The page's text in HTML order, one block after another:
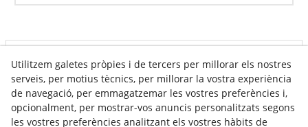
Info venda online
Contacte
Utilitzem galetes pròpies i de tercers per millorar els nostres
serveis, per motius tècnics, per millorar la vostra experiència
de navegació, per emmagatzemar les vostres preferències i,
opcionalment, per mostrar-vos anuncis personalitzats segons
les vostres preferències analitzant els vostres hàbits de